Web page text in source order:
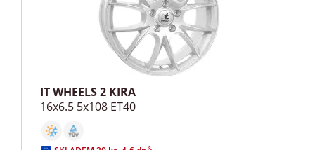
IT WHEELS 2 KIRA
16x6.5 5x108 ET40